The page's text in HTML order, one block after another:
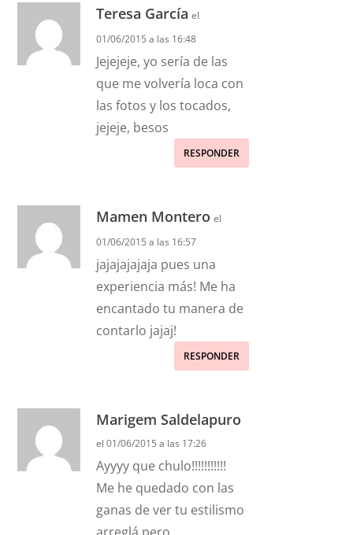
Teresa García el
01/06/2015 a las 16:48
Jejejeje, yo sería de las
que me volvería loca con
las fotos y los tocados,
jejeje, besos
RESPONDER
Mamen Montero el
01/06/2015 a las 16:57
jajajajajaja pues una
experiencia más! Me ha
encantado tu manera de
contarlo jajaj!
RESPONDER
Marigem Saldelapuro
el 01/06/2015 a las 17:26
Ayyyy que chulo!!!!!!!!!!!
Me he quedado con las
ganas de ver tu estilismo